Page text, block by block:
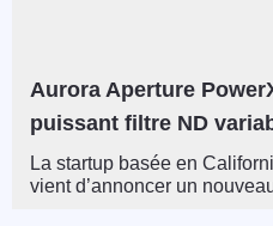
Aurora Aperture
puissant filtre ND
La startup basée en
vient d’annoncer un